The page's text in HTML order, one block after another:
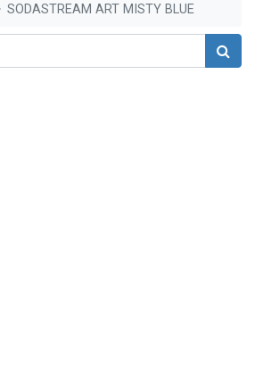
SODASTREAM ART MISTY BLUE